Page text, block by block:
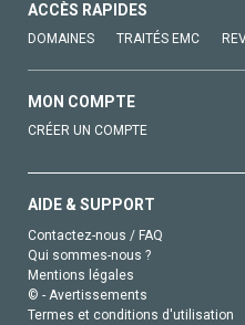
ACCÈS RAPIDES
DOMAINES TRAITÉS EMC
MON COMPTE
CRÉER UN COMPTE
AIDE & SUPPORT
Contactez-nous / FAQ
Qui sommes-nous ?
Mentions légales
© - Avertissements
Termes et conditions d'utilisation